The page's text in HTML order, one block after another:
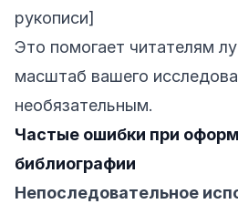
рукописи]
Это помогает читателям
масштаб вашего
необязательным.
Частые ошибки при
библиографии
Непоследовательное